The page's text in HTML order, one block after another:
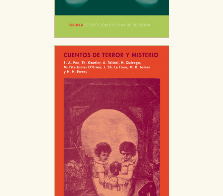
web funcione y no es posible deshabilitarlas desde
nuestro sistema. Es posible hacerlo desde el
navegador, pero en ese caso es posible que algunas
áreas de nuestra web dejen de funcionar
correctamente.
Cookies de rendimiento y analíticas
Estas cookies se utilizan para mejorar su experiencia
de navegación y optimizar el funcionamiento de
nuestro sitio web. Almacenan configuraciones de
servicios para que no tenga que reconfigurarlos cada
vez que nos visita. La información es agregada y, por lo
tanto, es anónima.
Cookies de publicidad y redes sociales
Estas cookies son gestionadas por nuestros socios
publicitarios y se utilizan para mostrar publicidad
relevante para sus intereses en otros sitios. No
almacenan directamente información personal sino
que se basan en la identificación única de su
navegador y dispositivo de internet.